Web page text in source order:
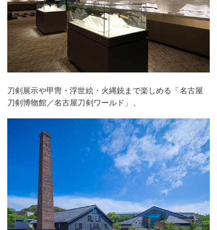
刀剣展示や甲冑・浮世絵・火縄銃まで楽しめる「名古屋
刀剣博物館／名古屋刀剣ワールド」、